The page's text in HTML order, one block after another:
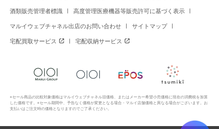
酒類販売管理者標識 高度管理医療機器等販売許可に基づく表示
マルイウェブチャネル出店のお問い合わせ サイトマップ
宅配買取サービス 宅配収納サービス
※セール商品の比較対象価格はマルイウェブチャネル旧価格、またはメーカー希望小売価格に現在の消費税を加算
した価格です。※セール期間中、予告なく価格が変更となる場合・マルイ店舗価格と異なる場合がございます。お
支払いはご注文時の価格となりますのでご了承ください。